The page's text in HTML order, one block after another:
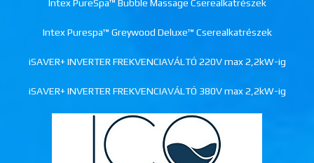
Intex PureSpa™ Bubble Massage Cserealkatrészek
Intex Purespa™ Greywood Deluxe™ Cserealkatrészek
iSAVER+ INVERTER FREKVENCIAVÁLTÓ 220V max 2,2kW-ig
iSAVER+ INVERTER FREKVENCIAVÁLTÓ 380V max 2,2kW-ig